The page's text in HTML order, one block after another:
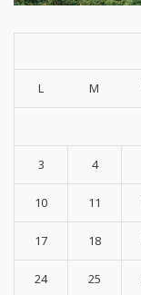
L M
3 4
10 11
17 18
24 25